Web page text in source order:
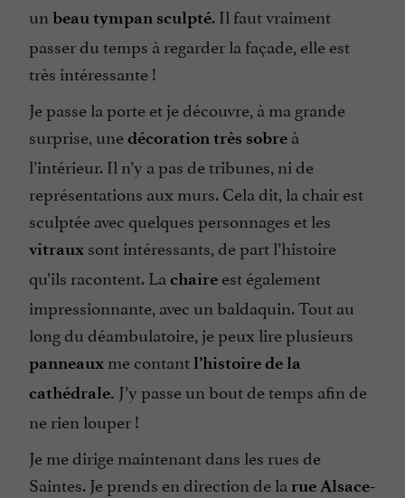
un beau tympan sculpté. Il faut vraiment
passer du temps à regarder la façade, elle est
très intéressante !
Je passe la porte et je découvre, à ma grande
surprise, unedécoration très sobre à
l’intérieur. Il n’y a pas de tribunes, ni de
représentations aux murs. Cela dit, la chair est
sculptée avec quelques personnages et les
vitraux sont intéressants, de part l’histoire
qu’ils racontent. La chaire est également
impressionnante, avec un baldaquin. Tout au
long du déambulatoire, je peux lire plusieurs
panneaux me contantl’histoire de la
cathédrale. J’y passe un bout de temps afin de
ne rien louper !
Je me dirige maintenant dans les rues de
Saintes. Je prends en direction de la rue Alsace-